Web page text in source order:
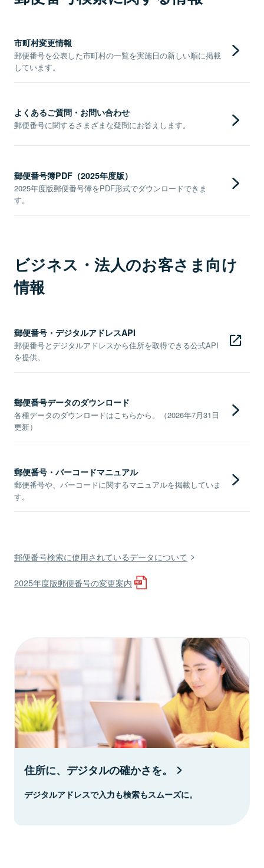
市町村変更情報
郵便番号を公表した市町村の一覧を実施日の新しい順に掲載
しています。
よくあるご質問・お問い合わせ
郵便番号に関するさまざまな疑問にお答えします。
郵便番号簿PDF（2025年度版）
2025年度版郵便番号簿をPDF形式でダウンロードできま
す。
ビジネス・法人のお客さま向け
情報
郵便番号・デジタルアドレスAPI
郵便番号とデジタルアドレスから住所を取得できる公式API
を提供。
郵便番号データのダウンロード
各種データのダウンロードはこちらから。（2026年7月31日
更新）
郵便番号・バーコードマニュアル
郵便番号や、バーコードに関するマニュアルを掲載していま
す。
郵便番号検索に使用されているデータについて
2025年度版郵便番号の変更案内
住所に、デジタルの確かさを。
デジタルアドレスで入力も検索もスムーズに。